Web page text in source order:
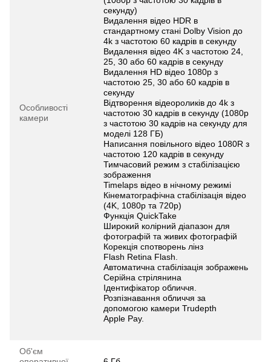
Особливості
камери
секунду)
Видалення відео HDR в
стандартному стані Dolby Vision до
4k з частотою 60 кадрів в секунду
Видалення відео 4K з частотою 24,
25, 30 або 60 кадрів в секунду
Видалення HD відео 1080p з
частотою 25, 30 або 60 кадрів в
секунду
Відтворення відеороликів до 4k з
частотою 30 кадрів в секунду (1080p
з частотою 30 кадрів на секунду для
моделі 128 ГБ)
Написання повільного відео 1080R з
частотою 120 кадрів в секунду
Тимчасовий режим з стабілізацією
зображення
Timelaps відео в нічному режимі
Кінематографічна стабілізація відео
(4K, 1080p та 720p)
Функція QuickTake
Широкий колірний діапазон для
фотографій та живих фотографій
Корекція спотворень лінз
Flash Retina Flash.
Автоматична стабілізація зображень
Серійна стрілянина
Ідентифікатор обличчя.
Розпізнавання обличчя за
допомогою камери Trudepth
Apple Pay.
Об'єм